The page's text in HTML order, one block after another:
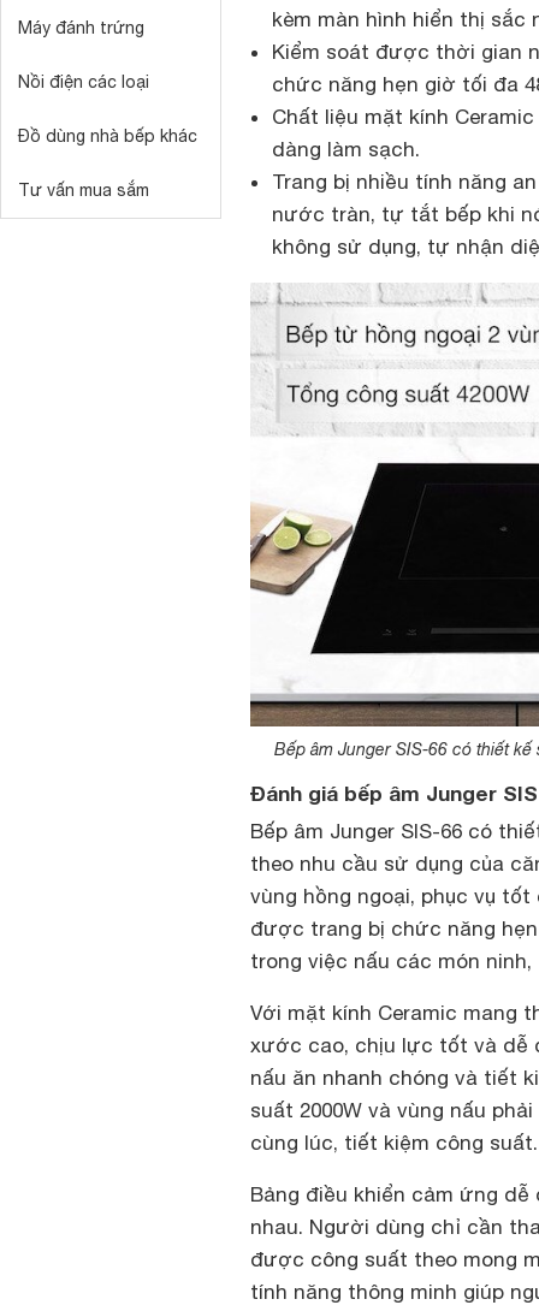
Máy đánh trứng
Nồi điện các loại
Đồ dùng nhà bếp khác
Tư vấn mua sắm
kèm màn hình hiển thị
Kiểm soát được thời gian
chức năng hẹn giờ tối đa
Chất liệu mặt kính
dàng làm sạch.
Trang bị nhiều tính năng
nước tràn, tự tắt bếp khi
không sử dụng, tự nhận
Bếp âm Junger SIS-66 có thiết
Đánh giá bếp âm Junger
Bếp âm Junger SIS-66 có
theo nhu cầu sử dụng của
vùng hồng ngoại, phục vụ
được trang bị chức năng
trong việc nấu các món
Với mặt kính Ceramic mang
xước cao, chịu lực tốt và dễ
nấu ăn nhanh chóng và tiết
suất 2000W và vùng nấu
cùng lúc, tiết kiệm công suất.
Bảng điều khiển cảm ứng
nhau. Người dùng chỉ cần
được công suất theo mong
tính năng thông minh giúp